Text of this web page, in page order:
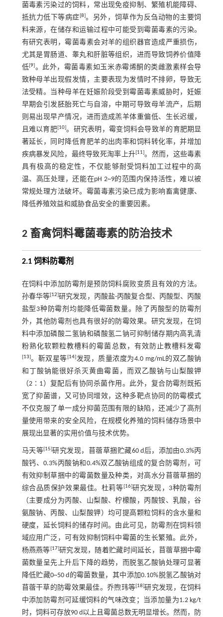
菌毒素污染过的饲料，常出现免疫抑制、繁殖机能障碍、
抵抗力低下等病症[8]。另外，饲草作为反刍动物的主要饲
料来源，在储存和运输过程中可能受到霉菌毒素的污染。
有研究表明，霉菌毒素会对羊的组织器官造成严重损伤，
尤其是胃肠道、睾丸和肝脏等组织，进而导致饲养价值降
低[9]。此外，霉菌毒素如玉米赤霉烯酮的类雌激素样会导
致种母羊出现假发情，主要表现为发情时不排卵，导致无
法受精。当种母羊在妊娠阶段受到霉菌毒素威胁时，妊娠
早期会引发胚胎死亡与自溶，中期可导致母羊流产，后期
则易出现早产情况，进而造成羔羊体重偏低、生长迟缓，
且难以育肥[10]。研究表明，霉变饲料会导致羊的育肥期显
著延长，同时降低育肥羊的出肉率和饲料转化率，并增加
疾病暴发风险，最终导致死淘率上升[11]。然而，这些毒素
具有极高的稳定性，不仅能够耐受饲料加工过程中的高
温、高压处理，还能在pH 2~9的范围内保持活性，难以被
常规处理方法破坏。霉菌毒素污染已成为影响畜禽健康、
降低养殖效益和威胁食品安全的重要因素。
2 畜禽饲料霉菌毒素的防治技术
2.1 饲料防霉剂
在饲料中添加防霉剂是预防饲料腐败变质且有效的方法。
孙春华等[12]研究发现，丙酸盐-丙酸复合型、丙酸型、丙酸
盐型3种防霉剂均能降低霉菌数量。除了丙酸型的防霉剂
外，其他防霉剂也具有很好的防霉效果。研究发现，在饲
料中添加磷酸二氢钠和磷酸氢二钠可抑制储存期内高乳清
粉熟化软颗粒教槽料的霉菌总数，有效防止教槽料发霉
[13]。靳双星等[14]发现，质量浓度为4.0 mg/mL的双乙酸钠
和丁酸钠能很好杀灭黄曲霉菌，而双乙酸钠与山梨酸钾
（2∶1）复配后有协同杀菌作用。此外，复合防霉剂既拓
宽了抑菌谱，又可协同增效，这种多靶点协同的防霉模式
不仅克服了单一成分抑菌范围有限的缺陷，还减少了高剂
量使用带来的安全风险，在规模化养殖的饲料储存场景中
展现出显著的实用价值与技术优势。
马天等[15]研究发现，苜蓿草捆贮藏60 d后，添加由0.3%丙
酸钙、0.3%丙酸钠和0.4%双乙酸钠组成的复合防霉剂，可
有效抑制草捆中的霉菌数量及种类，对高水分苜蓿草捆的
综合品质保护效果最佳。杜莉等[16]研究发现，3种防霉剂
（主要成分为丙酸、山梨酸、柠檬酸，丙酸铵、乳酸，谷
氨酸钠、丙酸、山梨酸钾）均可提高颗粒饲料的含水量和
硬度，延长饲料的储存时间。由此可见，防霉剂在饲料领
域应用广泛，可有效抑制饲料中霉菌的生长繁殖。此外，
杨燕燕等[17]研究发现，随着贮藏时间延长，苜蓿草捆中霉
菌数量呈先上升后下降的趋势，而脱氢乙酸钠处理可显著
降低贮藏0~50 d的霉菌数量，其中添加0.10%脱氢乙酸钠对
苜蓿干草的防霉效果最佳。乔煦玮等[18]研究发现，在饲料
中添加防霉剂可延缓饲料的气味改变；当添加量为1.2 kg/t
时，饲料可存放90 d以上且霉菌总数无明显增长。然而，防